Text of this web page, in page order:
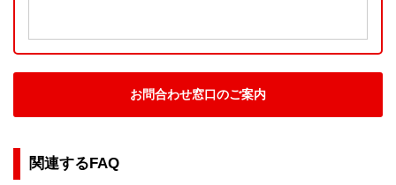
お問合わせ窓口のご案内
関連するFAQ